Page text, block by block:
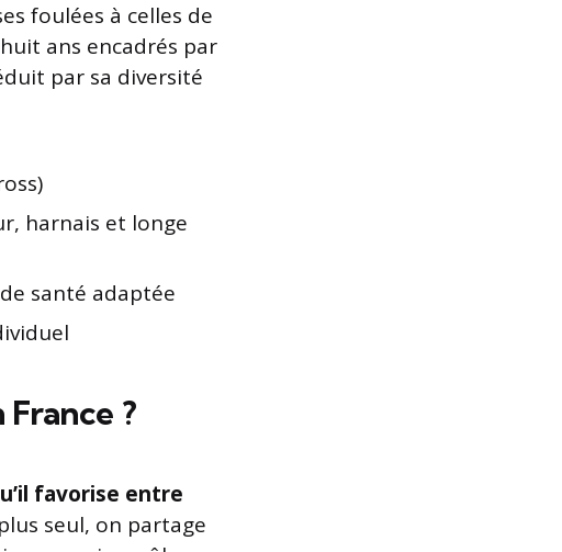
foulées à celles de
ans encadrés par
par sa diversité
harnais et longe
santé adaptée
?
favorise entre
seul, on partage